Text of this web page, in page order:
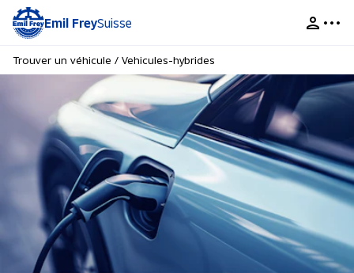
Emil FreySuisse
Trouver un véhicule / Vehicules-hybrides